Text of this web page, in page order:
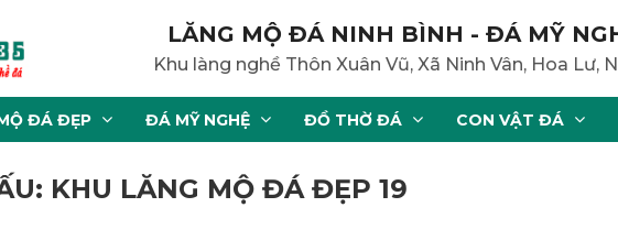
LĂNG MỘ ĐÁ NINH BÌNH - ĐÁ MỸ
Khu làng nghề Thôn Xuân Vũ, Xã Ninh Vân, Hoa Lư,
ĐÁ ĐẸP ĐÁ MỸ NGHỆ ĐỒ THỜ ĐÁ CON VẬT ĐÁ
KHU LĂNG MỘ ĐÁ ĐẸP 19